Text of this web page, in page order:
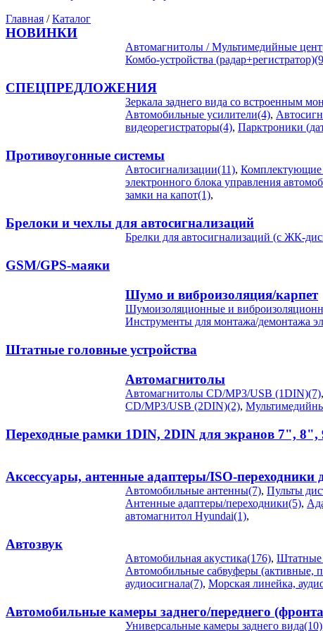
Главная /Каталог
НОВИНКИ
Автомагнитолы / Мультимедийные
Комбо-устройства
СПЕЦПРЕДЛОЖЕНИЯ
Зеркала заднего вида со встроенным
Автомобильные усилители(4),
видеорегистраторы(4), Парктроники
Противоугонные системы
Автосигнализации(11), Комплектующие
электронного блока управления
замки на капот(1),
Брелоки и чехлы для автосигнализаций
Брелки для автосигнализаций (с ЖК-
GSM/GPS-маяки
Шумо и виброизоляция/карпет
Шумоизоляционные и
Инструменты для монтажа/демонтажа
Штатные головные устройства
Автомагнитолы
Автомагнитолы CD/MP3/USB (1DIN)(7),
CD/MP3/USB (2DIN)(2),
Переходные рамки 1DIN, 2DIN для экранов 7",
Аксессуары, антенные адаптеры/ISO-переходники
Автомобильные антенны(7), Пульты
Антенные адаптеры/переходники(5),
автомагнитол Hyundai(1),
Автозвук
Автомобильная акустика(176), Штатные
Автомобильные сабвуферы (активные,
аудиосигнала(7), Морская линейка,
Автомобильные камеры заднего/переднего
Универсальные камеры заднего вида(10)